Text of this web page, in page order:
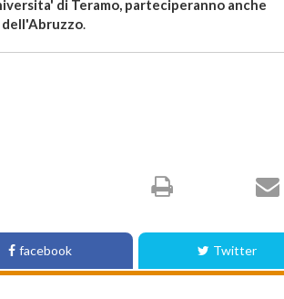
di Teramo, parteciperanno anche
.
facebook Twitter